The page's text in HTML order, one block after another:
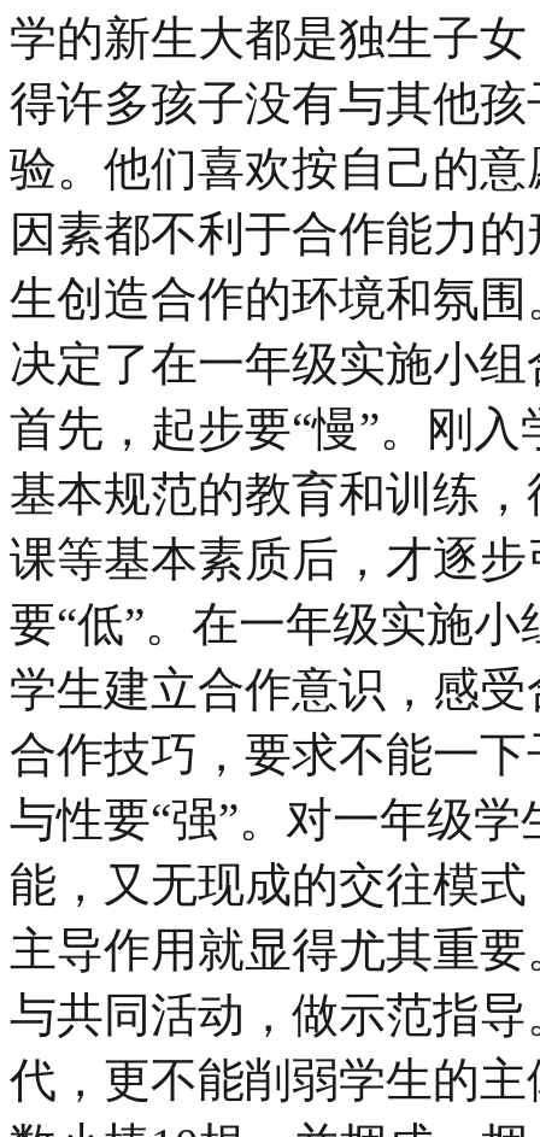
学的新生大都是独生子
得许多孩子没有与其他
验。他们喜欢按自己的
因素都不利于合作能力
生创造合作的环境和氛
决定了在一年级实施小
首先，起步要“慢”。刚
基本规范的教育和训练
课等基本素质后，才逐
要“低”。在一年级实施
学生建立合作意识，感
合作技巧，要求不能一
与性要“强”。对一年级
能，又无现成的交往模
主导作用就显得尤其重
与共同活动，做示范指
代，更不能削弱学生的